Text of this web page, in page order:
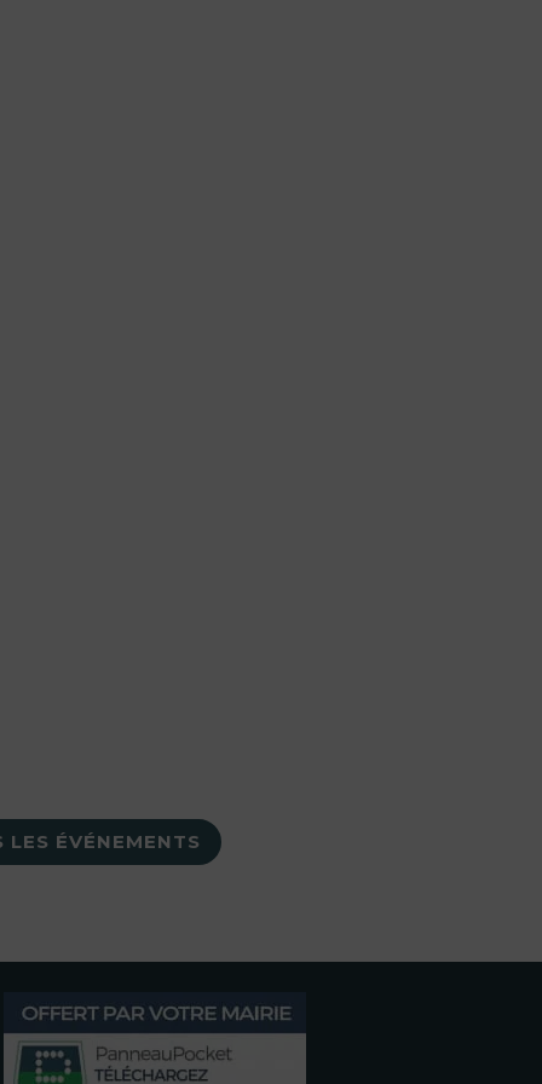
LES ÉVÉNEMENTS